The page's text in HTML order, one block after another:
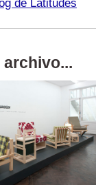
de Latitudes
archivo...